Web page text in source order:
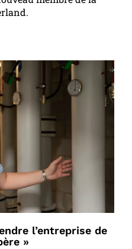
l’entreprise de
»